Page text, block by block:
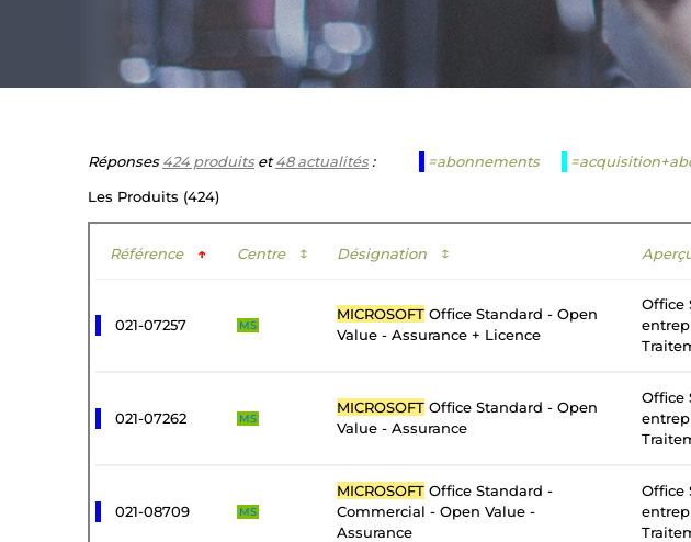
Réponses424 produitset48 actualités: =abonnements
Les Produits (424)
Référence ↑ Centre ↕ Désignation ↕
021-07257 MS
MICROSOFT Office Standard - Open
Value - Assurance + Licence
Office
021-07262 MS
MICROSOFT Office Standard - Open
Value - Assurance
Office
021-08709 MS
MICROSOFT Office Standard -
Commercial - Open Value -
Assurance
Office